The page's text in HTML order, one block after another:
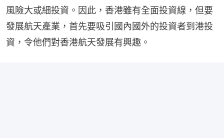
風險大或細投資。因此，香港雖有全面投資線，但要
發展航天產業，首先要吸引國內國外的投資者到港投
資，令他們對香港航天發展有興趣。